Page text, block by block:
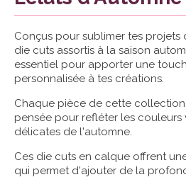
Conçus pour sublimer tes
die cuts assortis à la saison
essentiel pour apporter une
personnalisée à tes créations.
Chaque pièce de cette
pensée pour refléter les couleurs
délicates de l'automne.
Ces die cuts en calque offrent
qui permet d'ajouter de la